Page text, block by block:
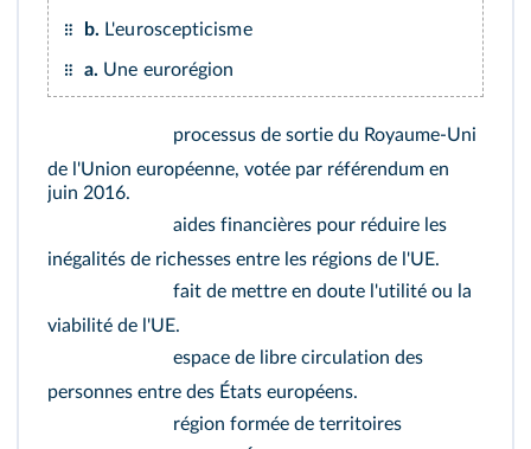
b. L'euroscepticisme
a. Une eurorégion
processus de sortie du Royaume‑Uni
de l'Union européenne, votée par référendum en
juin 2016.
aides financières pour réduire les
inégalités de richesses entre les régions de l'UE.
fait de mettre en doute l'utilité ou la
viabilité de l'UE.
espace de libre circulation des
personnes entre des États européens.
région formée de territoires